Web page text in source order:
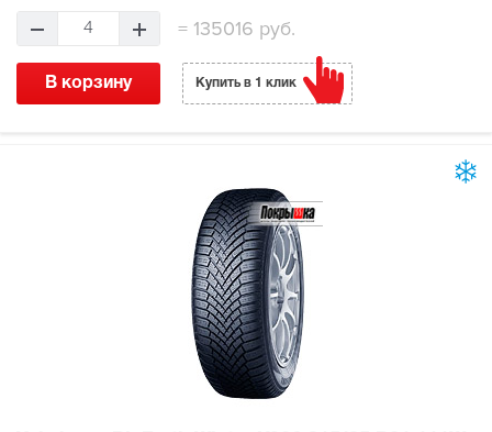
4 = 135016 руб.
В корзину Купить в 1 клик